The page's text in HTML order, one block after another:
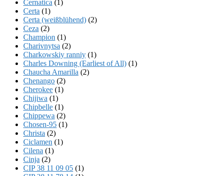
Cernatica (1)
Certa (1)
Certa (weißblühend) (2)
Ceza (2)
Champion (1)
Charivnytsa (2)
Charkowskiy ranniy (1)
Charles Downing (Earliest of All) (1)
Chaucha Amarilla (2)
Chenango (2)
Cherokee (1)
Chijiwa (1)
Chipbelle (1)
Chippewa (2)
Chosen-95 (1)
Christa (2)
Ciclamen (1)
Cilena (1)
Cinja (2)
CIP 38 11 09 05 (1)